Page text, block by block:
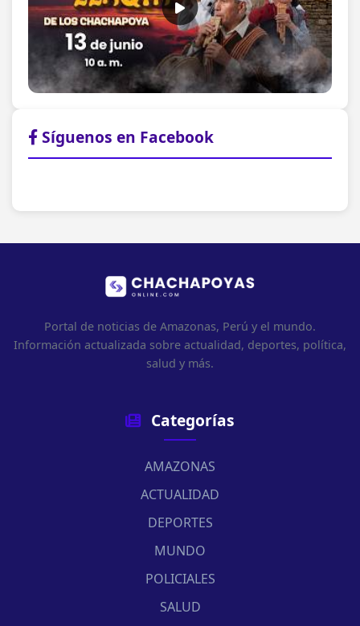
Síguenos en Facebook
Portal de noticias de Amazonas, Perú y el mundo.
Información actualizada sobre actualidad, deportes, política,
salud y más.
Categorías
AMAZONAS
ACTUALIDAD
DEPORTES
MUNDO
POLICIALES
SALUD